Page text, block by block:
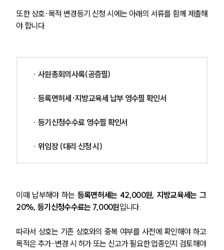
또한 상호·목적 변경등기 신청 시에는 아래의 서류를 함께 제출해
야 합니다.
∙ 사원총회의사록(공증필)
∙ 등록면허세·지방교육세 납부 영수필 확인서
∙ 등기신청수수료 영수필 확인서
∙ 위임장 (대리 신청 시)
이때 납부해야 하는 등록면허세는 42,000원, 지방교육세는 그
20%, 등기신청수수료는 7,000원입니다.
따라서 상호는 기존 상호와의 중복 여부를 사전에 확인해야 하고
목적은 추가·변경 시 허가 또는 신고가 필요한 업종인지 검토해야